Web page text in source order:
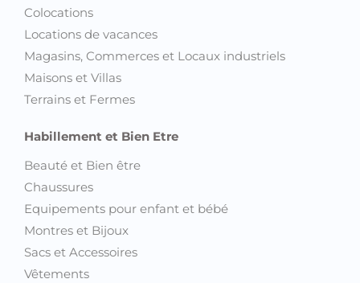
Colocations
Locations de vacances
Magasins, Commerces et Locaux industriels
Maisons et Villas
Terrains et Fermes
Habillement et Bien Etre
Beauté et Bien être
Chaussures
Equipements pour enfant et bébé
Montres et Bijoux
Sacs et Accessoires
Vêtements